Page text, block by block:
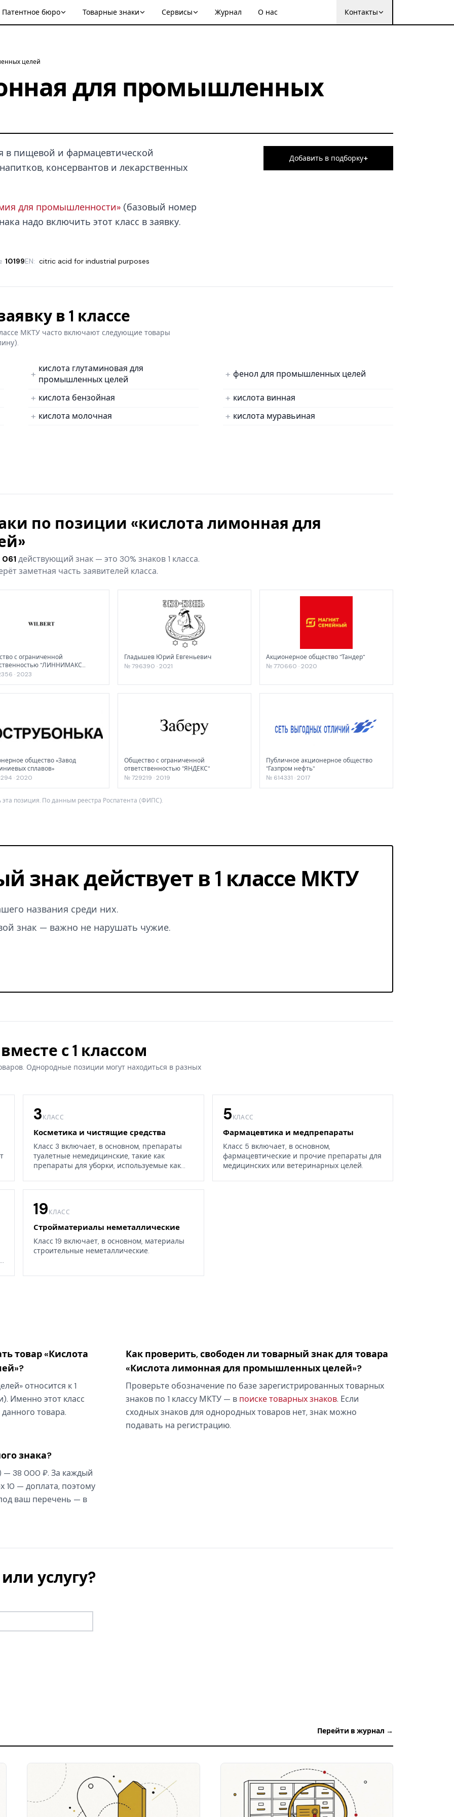
Патентное бюро Товарные знаки Сервисы Журнал О нас Контакты
целей
для промышленных
в пищевой и фармацевтической
консервантов и лекарственных
для промышленности» (базовый номер
надо включить этот класс в заявку.
Добавить в подборку+
10199EN: citric acid for industrial purposes
в 1 классе
МКТУ часто включают следующие товары
кислота глутаминовая для
промышленных целей
фенол для промышленных целей
кислота бензойная
кислота винная
кислота молочная
кислота муравьиная
по позиции «кислота лимонная для
061действующий знак — это 30% знаков 1 класса.
заметная часть заявителей класса.
с ограниченной
"ЛИННИМАКС
Коутингс Рус"
· 2023
Гладышев Юрий Евгеньевич
№ 796390 · 2021
Акционерное общество "Тандер"
№ 770660 · 2020
общество «Завод
сплавов»
· 2020
Общество с ограниченной
ответственностью "ЯНДЕКС"
№ 729219 · 2019
Публичное акционерное общество
"Газпром нефть"
№ 614331 · 2017
позиция. По данным реестра Роспатента (ФИПС).
знак действует в 1 классе МКТУ
названия среди них.
знак — важно не нарушать чужие.
с 1 классом
Однородные позиции могут находиться в разных
3КЛАСС
Косметика и чистящие средства
Класс 3 включает, в основном, препараты
туалетные немедицинские, такие как
препараты для уборки, используемые как
5КЛАСС
Фармацевтика и медпрепараты
Класс 5 включает, в основном,
фармацевтические и прочие препараты для
медицинских или ветеринарных целей.
19КЛАСС
Стройматериалы неметаллические
Класс 19 включает, в основном, материалы
строительные неметаллические.
товар «Кислота
относится к 1
Именно этот класс
товара.
Как проверить, свободен ли товарный знак для товара
«Кислота лимонная для промышленных целей»?
Проверьте обозначение по базе зарегистрированных товарных
знаков по 1 классу МКТУ — в поиске товарных знаков. Если
сходных знаков для однородных товаров нет, знак можно
подавать на регистрацию.
знака?
— 38 000 ₽. За каждый
10 — доплата, поэтому
ваш перечень — в
услугу?
Перейти в журнал →